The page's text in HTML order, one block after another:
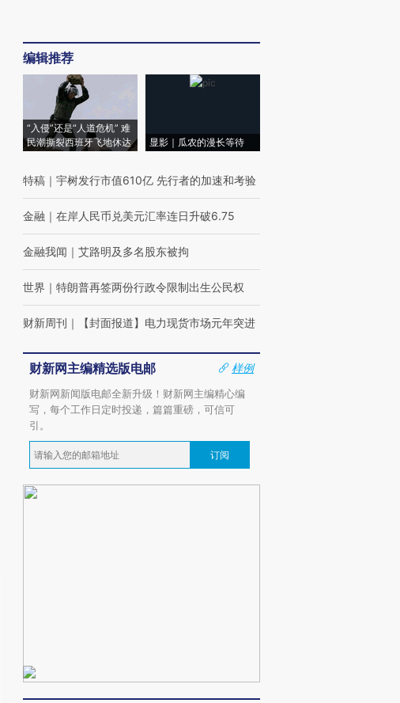
编辑推荐
“入侵”还是“人道危机” 难
民潮撕裂西班牙飞地休达
显影｜瓜农的漫长等待
特稿 ｜ 宇树发行市值610亿 先行者的加速和考验
金融 ｜ 在岸人民币兑美元汇率连日升破6.75
金融我闻 ｜ 艾路明及多名股东被拘
世界 ｜ 特朗普再签两份行政令限制出生公民权
财新周刊 ｜ 【封面报道】电力现货市场元年突进
财新网主编精选版电邮
样例
财新网新闻版电邮全新升级！财新网主编精心编
写，每个工作日定时投递，篇篇重磅，可信可
引。
订阅